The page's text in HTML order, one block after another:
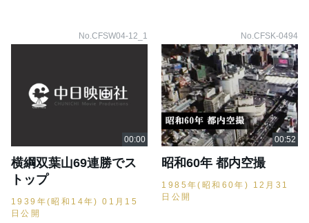
No.CFSW04-12_1
横綱双葉山69連勝でス
トップ
1939年(昭和14年) 01月15
日公開
No.CFSK-0494
昭和60年 都内空撮
1985年(昭和60年) 12月31
日公開